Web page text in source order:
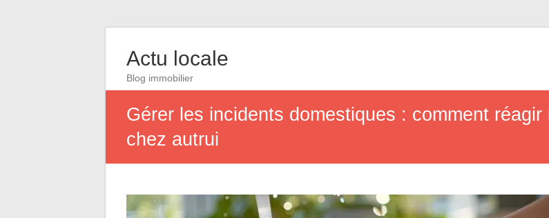
Actu locale
Blog immobilier
Gérer les incidents domestiques : comment réagir
chez autrui